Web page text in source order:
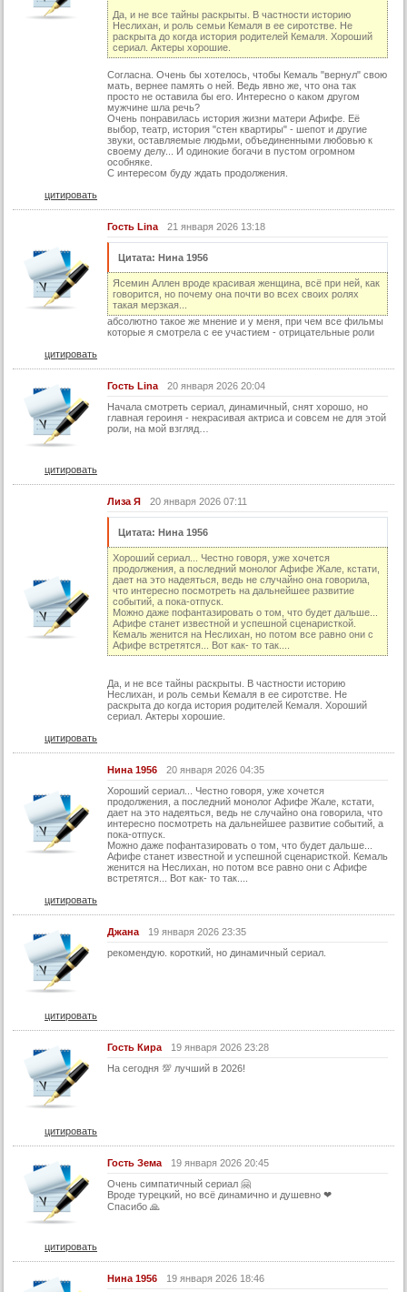
Да, и не все тайны раскрыты. В частности историю
Неслихан, и роль семьи Кемаля в ее сиротстве. Не
раскрыта до когда история родителей Кемаля. Хороший
сериал. Актеры хорошие.
Согласна. Очень бы хотелось, чтобы Кемаль "вернул" свою
мать, вернее память о ней. Ведь явно же, что она так
просто не оставила бы его. Интересно о каком другом
мужчине шла речь?
Очень понравилась история жизни матери Афифе. Её
выбор, театр, история "стен квартиры" - шепот и другие
звуки, оставляемые людьми, объединенными любовью к
своему делу... И одинокие богачи в пустом огромном
особняке.
С интересом буду ждать продолжения.
цитировать
Гость Lina 21 января 2026 13:18
Цитата: Нина 1956
Ясемин Аллен вроде красивая женщина, всё при ней, как
говорится, но почему она почти во всех своих ролях
такая мерзкая...
абсолютно такое же мнение и у меня, при чем все фильмы
которые я смотрела с ее участием - отрицательные роли
цитировать
Гость Lina
20 января 2026 20:04
Начала смотреть сериал, динамичный, снят хорошо, но
главная героиня - некрасивая актриса и совсем не для этой
роли, на мой взгляд…
цитировать
Лиза Я 20 января 2026 07:11
Цитата: Нина 1956
Хороший сериал... Честно говоря, уже хочется
продолжения, а последний монолог Афифе Жале, кстати,
дает на это надеяться, ведь не случайно она говорила,
что интересно посмотреть на дальнейшее развитие
событий, а пока-отпуск.
Можно даже пофантазировать о том, что будет дальше...
Афифе станет известной и успешной сценаристкой.
Кемаль женится на Неслихан, но потом все равно они с
Афифе встретятся... Вот как- то так....
Да, и не все тайны раскрыты. В частности историю
Неслихан, и роль семьи Кемаля в ее сиротстве. Не
раскрыта до когда история родителей Кемаля. Хороший
сериал. Актеры хорошие.
цитировать
Нина 1956
20 января 2026 04:35
Хороший сериал... Честно говоря, уже хочется
продолжения, а последний монолог Афифе Жале, кстати,
дает на это надеяться, ведь не случайно она говорила, что
интересно посмотреть на дальнейшее развитие событий, а
пока-отпуск.
Можно даже пофантазировать о том, что будет дальше...
Афифе станет известной и успешной сценаристкой. Кемаль
женится на Неслихан, но потом все равно они с Афифе
встретятся... Вот как- то так....
цитировать
Джана
19 января 2026 23:35
рекомендую. короткий, но динамичный сериал.
цитировать
Гость Кира
19 января 2026 23:28
На сегодня 💯 лучший в 2026!
цитировать
Гость Зема
19 января 2026 20:45
Очень симпатичный сериал 🤗
Вроде турецкий, но всё динамично и душевно ❤
Спасибо 🙏
цитировать
Нина 1956
19 января 2026 18:46